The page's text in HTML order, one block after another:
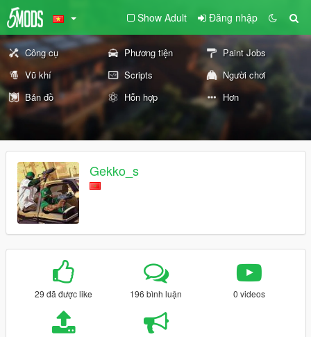
Show Adult Đăng nhập
Công cụ Phương tiện
Paint Jobs
Vũ khí
Scripts
Người chơi
Bản đồ
Hỗn hợp Hơn
Gekko_s
29 đã được like 196 bình luận 0 videos